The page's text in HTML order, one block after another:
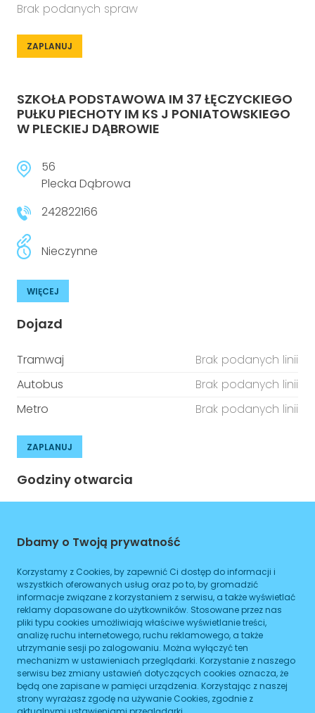
Brak podanych spraw
ZAPLANUJ
SZKOŁA PODSTAWOWA IM 37 ŁĘCZYCKIEGO
PUŁKU PIECHOTY IM KS J PONIATOWSKIEGO
W PLECKIEJ DĄBROWIE
56
Plecka Dąbrowa
242822166
Nieczynne
WIĘCEJ
Dojazd
Tramwaj
Brak podanych linii
Autobus
Brak podanych linii
Metro
Brak podanych linii
ZAPLANUJ
Godziny otwarcia
Wtorek
Środa
08:00 -16:00
Czwartek
08:00-16:00
Piątek
08:00-16:00
Sobota
08:00
Niedziela
08:00 -16:00
Dbamy o Twoją prywatność
Korzystamy z Cookies, by zapewnić Ci dostęp do informacji i
wszystkich oferowanych usług oraz po to, by gromadzić
informacje związane z korzystaniem z serwisu, a także wyświetlać
reklamy dopasowane do użytkowników. Stosowane przez nas
pliki typu cookies umożliwiają właściwe wyświetlanie treści,
analizę ruchu internetowego, ruchu reklamowego, a także
utrzymanie sesji po zalogowaniu. Można wyłączyć ten
mechanizm w ustawieniach przeglądarki. Korzystanie z naszego
serwisu bez zmiany ustawień dotyczących cookies oznacza, że
będą one zapisane w pamięci urządzenia. Korzystając z naszej
strony wyrażasz zgodę na używanie Cookies, zgodnie z